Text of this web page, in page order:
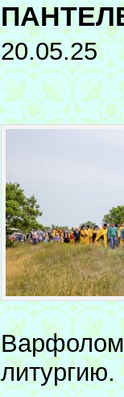
20.05.25